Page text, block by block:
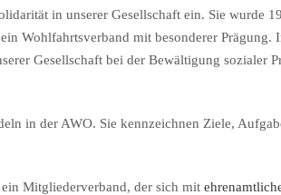
in unserer Gesellschaft ein. Sie wurde
Wohlfahrtsverband mit besonderer
Gesellschaft bei der Bewältigung
in der AWO. Sie kennzeichnen Ziele,
Mitgliederverband, der sich mit